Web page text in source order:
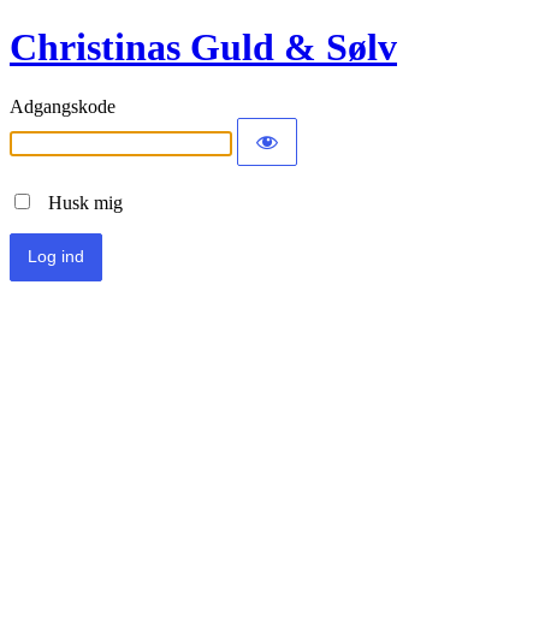
Christinas Guld & Sølv
Adgangskode
Husk mig